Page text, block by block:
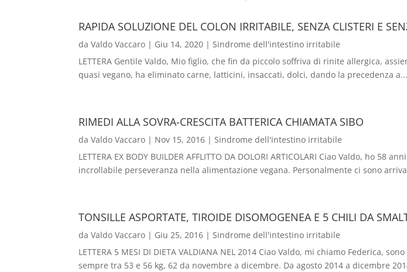
RAPIDA SOLUZIONE DEL COLON IRRITABILE, SENZA CLISTERI E
daValdo Vaccaro | Giu 14, 2020 |Sindrome dell'intestino irritabile
LETTERA Gentile Valdo, Mio figlio, che fin da piccolo soffriva di rinite allergica,
quasi vegano, ha eliminato carne, latticini, insaccati, dolci, dando la precedenza a...
RIMEDI ALLA SOVRA-CRESCITA BATTERICA CHIAMATA SIBO
daValdo Vaccaro | Nov 15, 2016 |Sindrome dell'intestino irritabile
LETTERA EX BODY BUILDER AFFLITTO DA DOLORI ARTICOLARI Ciao Valdo, ho
incrollabile perseveranza nella alimentazione vegana. Personalmente ci sono
TONSILLE ASPORTATE, TIROIDE DISOMOGENEA E 5 CHILI DA
daValdo Vaccaro | Giu 25, 2016 |Sindrome dell'intestino irritabile
LETTERA 5 MESI DI DIETA VALDIANA NEL 2014 Ciao Valdo, mi chiamo Federica,
sempre tra 53 e 56 kg, 62 da novembre a dicembre. Da agosto 2014 a dicembre